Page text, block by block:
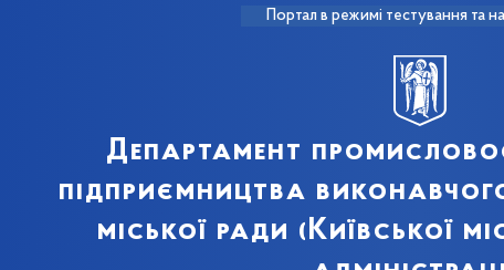
Портал в режимі тестування та
Департамент
підприємництва
міської ради (Київської